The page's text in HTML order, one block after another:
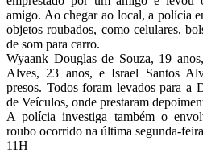
amigo. Ao chegar ao local, a polícia
objetos roubados, como celulares,
de som para carro.
Wyaank Douglas de Souza, 19
Alves, 23 anos, e Israel Santos
presos. Todos foram levados para a
de Veículos, onde prestaram
A polícia investiga também o
roubo ocorrido na última segunda-
11H